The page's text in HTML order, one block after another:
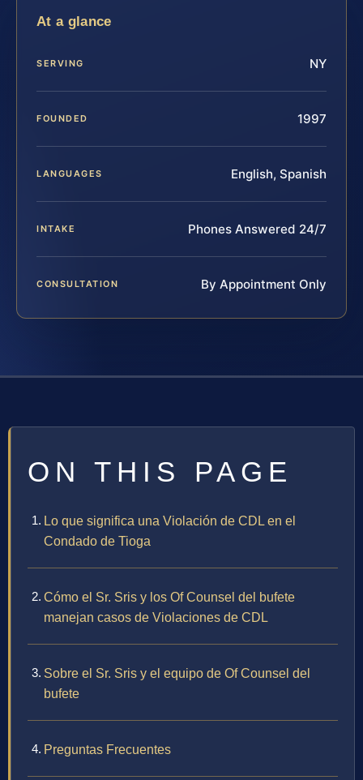
At a glance
SERVING NY
FOUNDED 1997
LANGUAGES English, Spanish
INTAKE Phones Answered 24/7
CONSULTATION By Appointment Only
ON THIS PAGE
Lo que significa una Violación de CDL en el
Condado de Tioga
Cómo el Sr. Sris y los Of Counsel del bufete
manejan casos de Violaciones de CDL
Sobre el Sr. Sris y el equipo de Of Counsel del
bufete
Preguntas Frecuentes